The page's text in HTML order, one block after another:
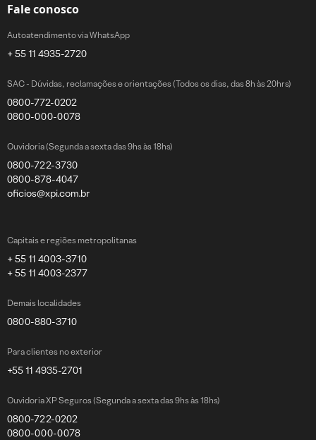
Fale conosco
Autoatendimento via WhatsApp
+ 55 11 4935-2720
SAC - Dúvidas, reclamações e orientações (Todos os dias, das 8h às 20hrs)
0800-772-0202
0800-000-0078
Ouvidoria (Segunda a sexta das 9hs às 18hs)
0800-722-3730
0800-878-4047
oficios@xpi.com.br
Capitais e regiões metropolitanas
+ 55 11 4003-3710
+ 55 11 4003-2377
Demais localidades
0800-880-3710
Para clientes no exterior
+55 11 4935-2701
Ouvidoria XP Seguros (Segunda a sexta das 9hs às 18hs)
0800-722-0202
0800-000-0078